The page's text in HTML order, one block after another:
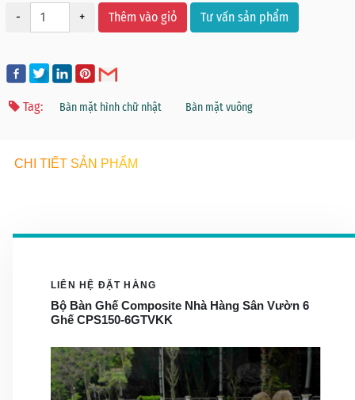
- + Thêm vào giỏ Tư vấn sản phẩm
Tag: Bàn mặt hình chữ nhật Bàn mặt vuông
CHI TIẾT SẢN PHẨM
LIÊN HỆ ĐẶT HÀNG
Bộ Bàn Ghế Composite Nhà Hàng Sân Vườn 6
Ghế CPS150-6GTVKK